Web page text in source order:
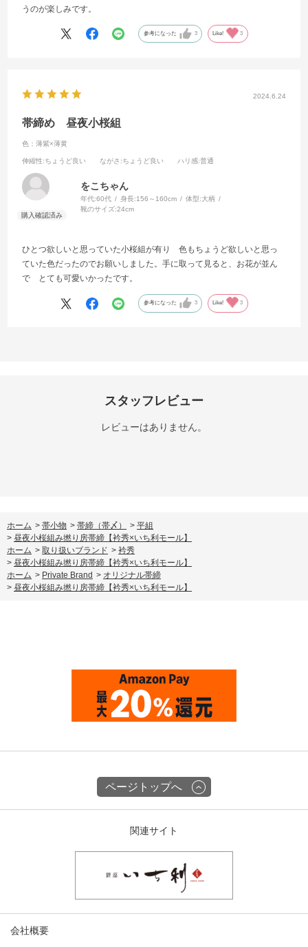
うのが楽しみです。
参考になった 3 Like! 3
2024.6.24
帯締め 昼夜小桜組
色：薄紫×薄黄
伸縮性:ちょうど良い ながさ :ちょうど良い ハリ感:普通
をこちゃん
年代:60代 身長:156～160cm 体型:大柄
靴のサイズ:24cm
ひとつ欲しいと思っていた小桜組が有り 色もちょうど欲しいと思っ
ていた色だったのでお願いしました。手に取って見ると、お花が並ん
で とても可愛いかったです。
参考になった 3 Like! 3
スタッフレビュー
レビューはありません。
ホーム > 帯小物 > 帯締（帯〆） > 平組
> 昼夜小桜組み撚り房帯締【衿秀×いち利モール】
ホーム > 取り扱いブランド > 衿秀
> 昼夜小桜組み撚り房帯締【衿秀×いち利モール】
ホーム > Private Brand > オリジナル帯締
> 昼夜小桜組み撚り房帯締【衿秀×いち利モール】
ページトップへ
関連サイト
会社概要